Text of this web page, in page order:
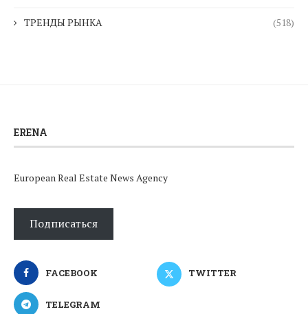
ТРЕНДЫ РЫНКА (518)
ERENA
European Real Estate News Agency
Подписаться
FACEBOOK TWITTER
TELEGRAM